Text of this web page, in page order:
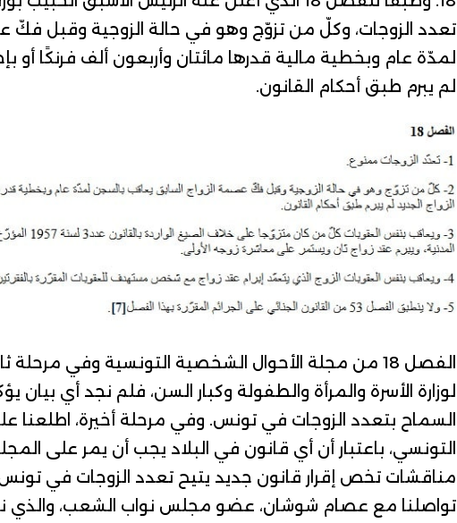
تعدد الزوجات، وكلّ من تزوّج وهو في حالة الزوجية وقبل فكّ
لمدّة عام وبخطية مالية قدرها مائتان وأربعون ألف فرنكًا أو
لم يبرم طبق أحكام القانون.
الفصل 18 من مجلة الأحوال الشخصية التونسية وفي مرحلة
لوزارة الأسرة والمرأة والطفولة وكبار السن، فلم نجد أي بيان
السماح بتعدد الزوجات في تونس. وفي مرحلة أخيرة، اطلعنا
التونسي، باعتبار أن أي قانون في البلاد يجب أن يمر على
مناقشات تخص إقرار قانون جديد يتيح تعدد الزوجات في تونس
تواصلنا مع عصام شوشان، عضو مجلس نواب الشعب، والذي